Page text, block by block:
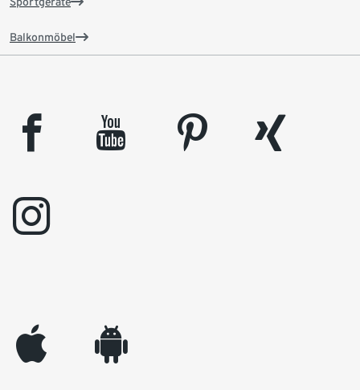
Balkonmöbel
facebook youtube pinterest
xing
instagram
appleinc android